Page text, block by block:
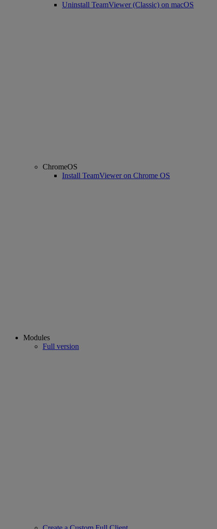
Uninstall TeamViewer (Classic) on macOS
ChromeOS
Install TeamViewer on Chrome OS
Modules
Full version